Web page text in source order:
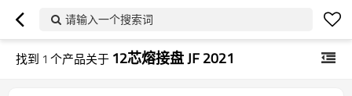
请输入一个搜索词
找到 1 个产品关于 12芯熔接盘 JF 2021